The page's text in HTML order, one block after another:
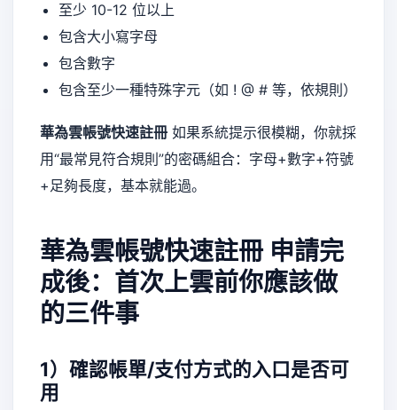
至少 10-12 位以上
包含大小寫字母
包含數字
包含至少一種特殊字元（如 ! @ # 等，依規則）
華為雲帳號快速註冊 如果系統提示很模糊，你就採
用“最常見符合規則”的密碼組合：字母+數字+符號
+足夠長度，基本就能過。
華為雲帳號快速註冊申請完
成後：首次上雲前你應該做
的三件事
1）確認帳單/支付方式的入口是否可
用